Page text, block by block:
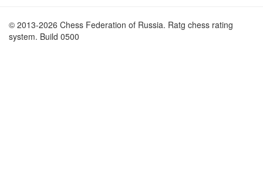
© 2013-2026 Chess Federation of Russia. Ratg chess rating
system. Build 0500